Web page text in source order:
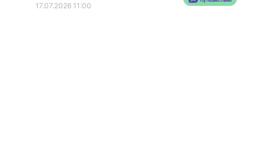
17.07.2026 11:00